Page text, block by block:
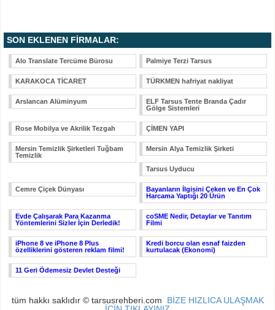
SON EKLENEN FİRMALAR:
Alo Translate Tercüme Bürosu Palmiye Terzi Tarsus
KARAKOCA TİCARET TÜRKMEN hafriyat nakliyat
Arslancan Alüminyum
ELF Tarsus Tente Branda Çadır
Gölge Sistemleri
Rose Mobilya ve Akrilik Tezgah ÇİMEN YAPI
Mersin Temizlik Şirketleri Tuğbam
Temizlik
Mersin Alya Temizlik Şirketi
Tarsus Uyducu
Cemre Çiçek Dünyası
Bayanların İlgisini Çeken ve En Çok
Harcama Yaptığı 20 Ürün
Evde Çalışarak Para Kazanma
Yöntemlerini Sizler İçin Derledik!
coSME Nedir, Detaylar ve Tanıtım
Filmi
iPhone 8 ve iPhone 8 Plus
özelliklerini gösteren reklam filmi!
Kredi borcu olan esnaf faizden
kurtulacak (Ekonomi)
11 Geri Ödemesiz Devlet Desteği
tüm hakkı saklıdır © tarsusrehberi.com BİZE HIZLICA ULAŞMAK